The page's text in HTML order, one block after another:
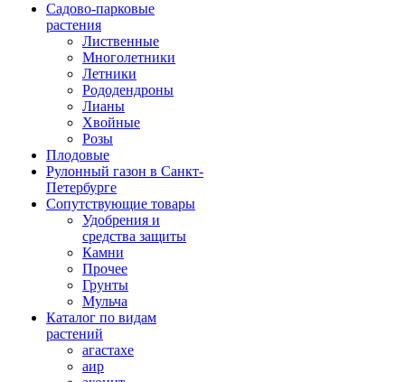
Садово-парковые
растения
Лиственные
Многолетники
Летники
Рододендроны
Лианы
Хвойные
Розы
Плодовые
Рулонный газон в Санкт-
Петербурге
Сопутствующие товары
Удобрения и
средства защиты
Камни
Прочее
Грунты
Мульча
Каталог по видам
растений
агастахе
аир